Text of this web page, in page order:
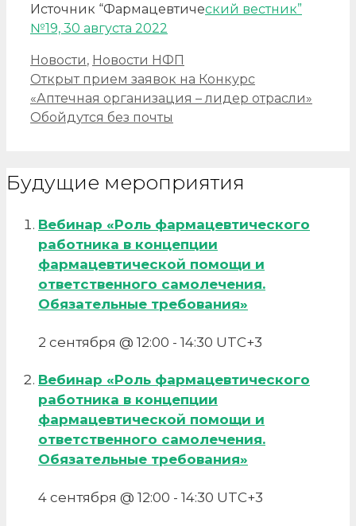
Источник “Фармацевтический вестник”
№19, 30 августа 2022
Рубрики
Новости, Новости НФП
Навигация
записи
Открыт прием заявок на Конкурс
«Аптечная организация – лидер отрасли»
Обойдутся без почты
Будущие мероприятия
Вебинар «Роль фармацевтического
работника в концепции
фармацевтической помощи и
ответственного самолечения.
Обязательные требования»
2 сентября @ 12:00 - 14:30 UTC+3
Вебинар «Роль фармацевтического
работника в концепции
фармацевтической помощи и
ответственного самолечения.
Обязательные требования»
4 сентября @ 12:00 - 14:30 UTC+3